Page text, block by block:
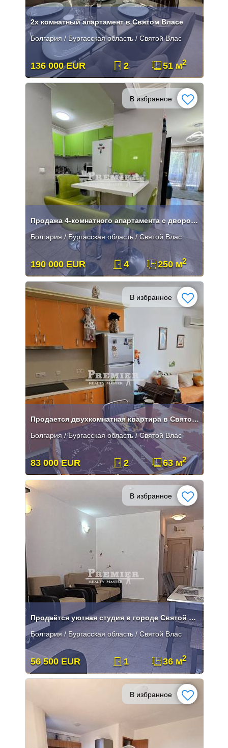
2х комнатный апартамент в Святом Власе
Болгария / Бургасская область / Святой Влас
136 000 EUR 2 51 м2
В избранное
Продажа 4-комнатного апартамента с двором и паркоместом в Святом Власе
Болгария / Бургасская область / Святой Влас
190 000 EUR 4 250 м2
В избранное
Продается двухкомнатная квартира в Святом Власе
Болгария / Бургасская область / Святой Влас
83 000 EUR 2 63 м2
В избранное
Продаётся уютная студия в городе Святой Вдас.
Болгария / Бургасская область / Святой Влас
56 500 EUR 1 36 м2
В избранное